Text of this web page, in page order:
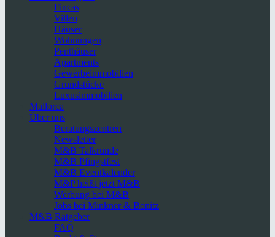
Fincas
Villen
Häuser
Wohnungen
Penthäuser
Apartments
Gewerbeimmobilien
Grundstücke
Luxusimmobilien
Mallorca
Über uns
Beratungszentren
Newsletter
M&B Talkrunde
M&B Pfingstfest
M&B Eventkalender
M&P heißt jetzt M&B
Werbung bei M&B
Jobs bei Minkner & Bonitz
M&B Ratgeber
FAQ